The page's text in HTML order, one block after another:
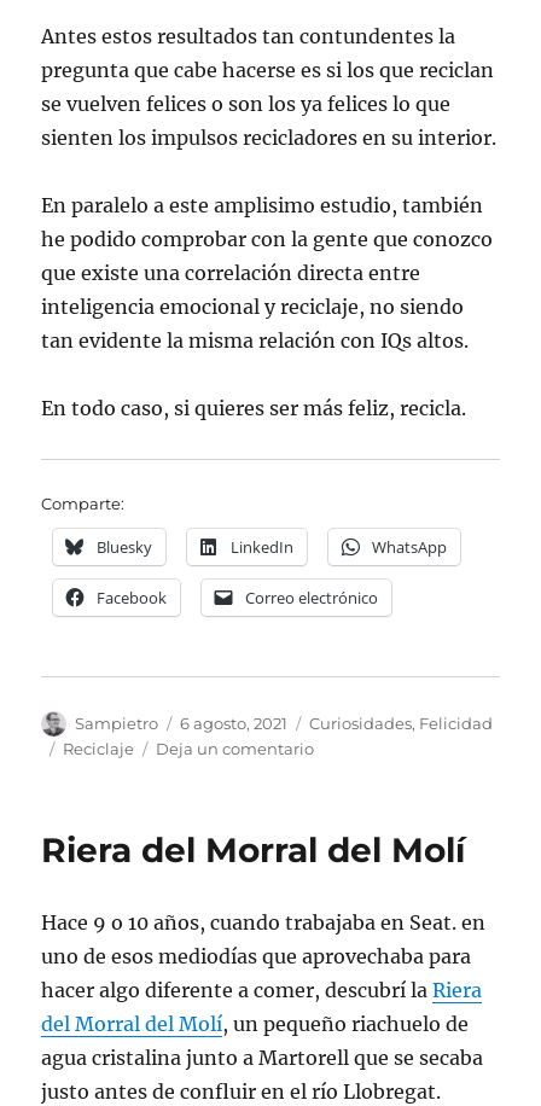
Antes estos resultados tan contundentes la
pregunta que cabe hacerse es si los que reciclan
se vuelven felices o son los ya felices lo que
sienten los impulsos recicladores en su interior.
En paralelo a este amplisimo estudio, también
he podido comprobar con la gente que conozco
que existe una correlación directa entre
inteligencia emocional y reciclaje, no siendo
tan evidente la misma relación con IQs altos.
En todo caso, si quieres ser más feliz, recicla.
Comparte:
Bluesky LinkedIn WhatsApp
Facebook Correo electrónico
Autor
Sampietro
Publicado
el
6 agosto, 2021 Categorías
Curiosidades, Felicidad
Etiquetas
Reciclaje Deja un comentarioen
Riera del Morral del Molí
Hace 9 o 10 años, cuando trabajaba en Seat. en
uno de esos mediodías que aprovechaba para
hacer algo diferente a comer, descubrí laRiera
del Morral del Molí, un pequeño riachuelo de
agua cristalina junto a Martorell que se secaba
justo antes de confluir en el río Llobregat.